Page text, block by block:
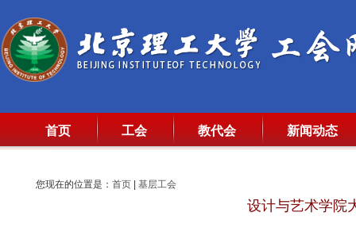
首页 工会 教代会 新闻动态
您现在的位置是： 首页 基层工会
设计与艺术学院